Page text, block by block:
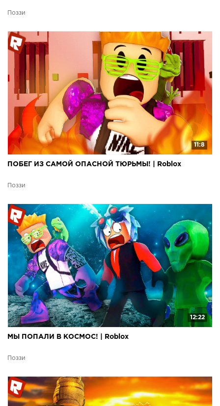
Поззи
11:8
ПОБЕГ ИЗ САМОЙ ОПАСНОЙ ТЮРЬМЫ! | Roblox
Поззи
12:22
МЫ ПОПАЛИ В КОСМОС! | Roblox
Поззи